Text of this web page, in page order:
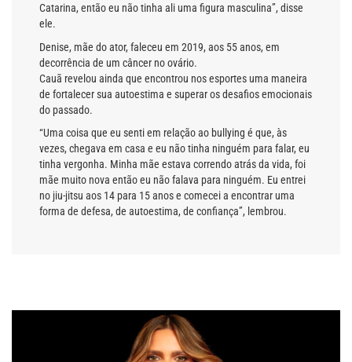
Catarina, então eu não tinha ali uma figura masculina”, disse
ele.
Denise, mãe do ator, faleceu em 2019, aos 55 anos, em
decorrência de um câncer no ovário.
Cauã revelou ainda que encontrou nos esportes uma maneira
de fortalecer sua autoestima e superar os desafios emocionais
do passado.
“Uma coisa que eu senti em relação ao bullying é que, às
vezes, chegava em casa e eu não tinha ninguém para falar, eu
tinha vergonha. Minha mãe estava correndo atrás da vida, foi
mãe muito nova então eu não falava para ninguém. Eu entrei
no jiu-jitsu aos 14 para 15 anos e comecei a encontrar uma
forma de defesa, de autoestima, de confiança”, lembrou.